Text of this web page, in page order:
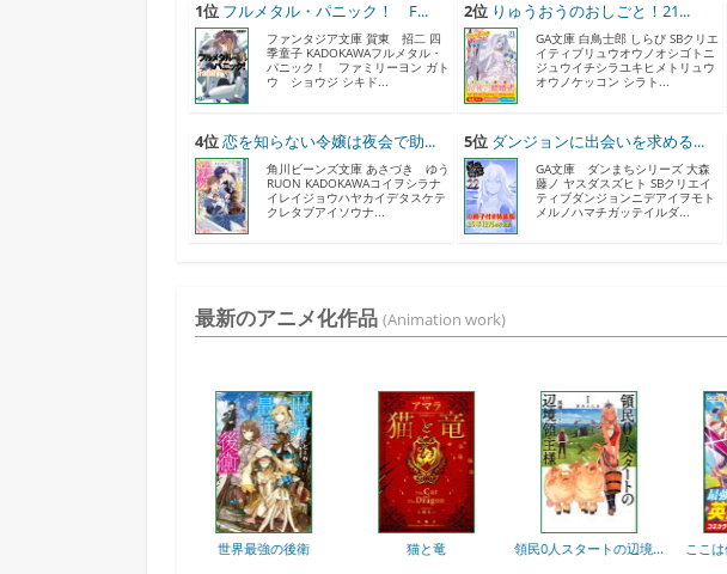
1位 フルメタル・パニック！ F...
ファンタジア文庫 賀東 招二 四
季童子 KADOKAWAフルメタル・
パニック！ ファミリーヨン ガト
ウ ショウジ シキド...
2位 りゅうおうのおしごと！21...
GA文庫 白鳥士郎 しらび SBクリエ
イティブリュウオウノオシゴトニ
ジュウイチシラユキヒメトリュウ
オウノケッコン シラト...
4位 恋を知らない令嬢は夜会で助...
角川ビーンズ文庫 あさづき ゆう
RUON KADOKAWAコイヲシラナ
イレイジョウハヤカイデタスケテ
クレタブアイソウナ...
5位 ダンジョンに出会いを求める...
GA文庫 ダンまちシリーズ 大森
藤ノ ヤスダスズヒト SBクリエイ
ティブダンジョンニデアイヲモト
メルノハマチガッテイルダ...
最新のアニメ化作品 (Animation work)
猫と竜 領民0人スタートの辺境... ここは俺に任せて先に
行...